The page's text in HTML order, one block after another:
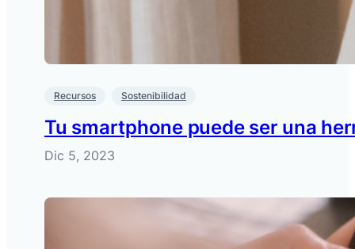
Recursos Sostenibilidad
Tu smartphone puede ser una
Dic 5, 2023